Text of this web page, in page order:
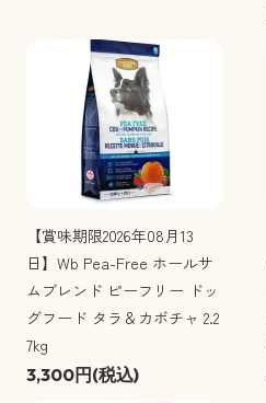
【賞味期限2026年08月13
日】Wb Pea-Free ホールサ
ムブレンド ピーフリー ドッ
グフード タラ＆カボチャ 2.2
7kg
3,300円(税込)